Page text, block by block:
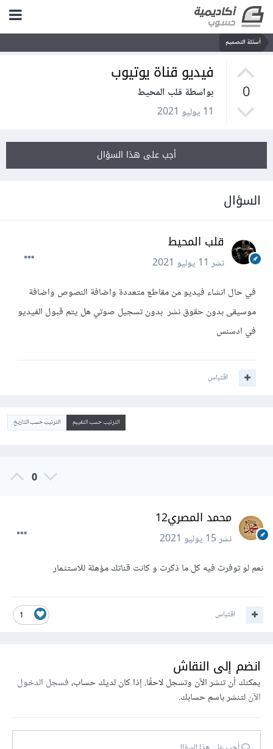
أسئلة التصميم
0
فيديو قناة يوتيوب
بواسطة قلب المحيط
11 يوليو 2021
أجب على هذا السؤال
السؤال
قلب المحيط
نشر11 يوليو 2021
في حال انشاء فيديو من مقاطع متعددة واضافة النصوص واضافة
موسيقى بدون حقوق نشر بدون تسجيل صوتي هل يتم قبول الفيديو
في ادسنس
اقتباس
الترتيب حسب التقييم الترتيب حسب التاريخ
0
محمد المصري12
نشر15 يوليو 2021
نعم لو توفرت فيه كل ما ذكرت و كانت قناتك مؤهلة للاستثمار
1 اقتباس
انضم إلى النقاش
يمكنك أن تنشر الآن وتسجل لاحقًا. إذا كان لديك حساب،فسجل الدخول
الآنلتنشر باسم حسابك.